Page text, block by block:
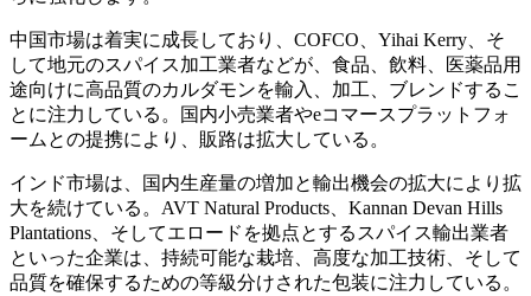
中国市場は着実に成長しており、COFCO、Yihai Kerry、そ
して地元のスパイス加工業者などが、食品、飲料、医薬品用
途向けに高品質のカルダモンを輸入、加工、ブレンドするこ
とに注力している。国内小売業者やeコマースプラットフォ
ームとの提携により、販路は拡大している。
インド市場は、国内生産量の増加と輸出機会の拡大により拡
大を続けている。AVT Natural Products、Kannan Devan Hills
Plantations、そしてエロードを拠点とするスパイス輸出業者
といった企業は、持続可能な栽培、高度な加工技術、そして
品質を確保するための等級分けされた包装に注力している。